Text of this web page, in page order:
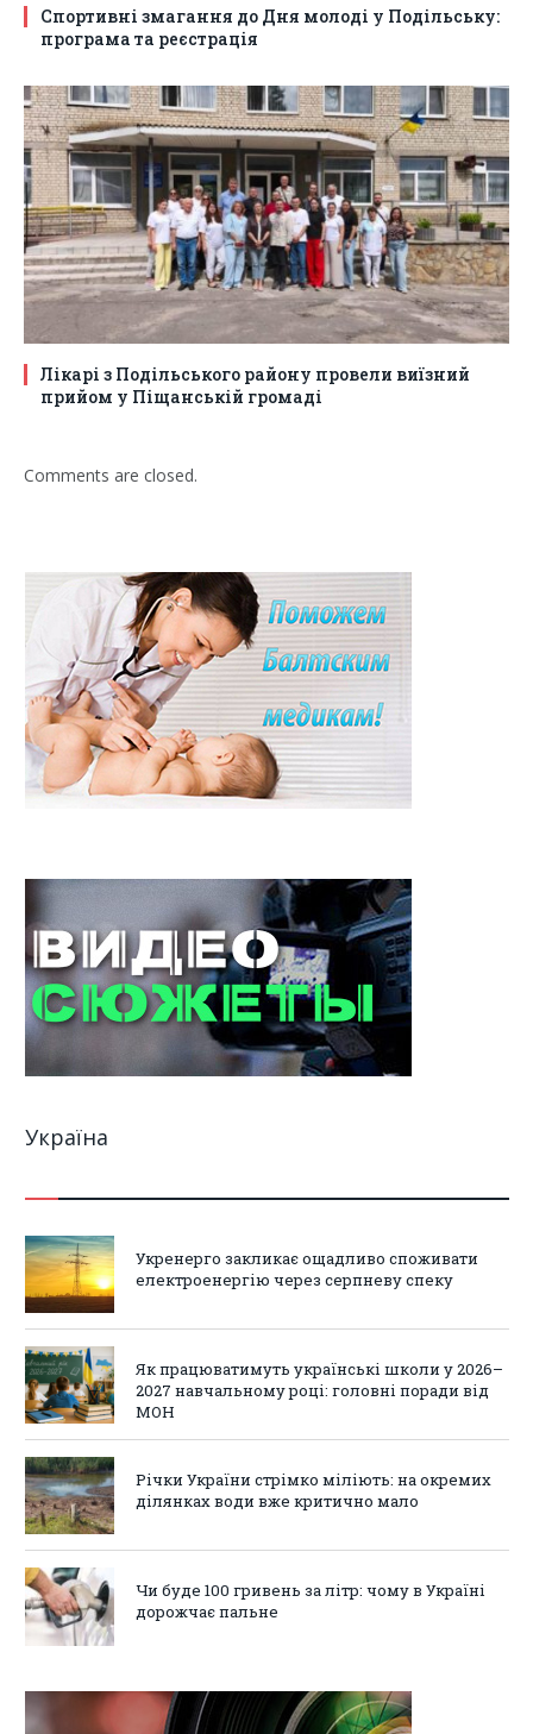
Спортивні змагання до Дня молоді у Подільську:
програма та реєстрація
Лікарі з Подільського району провели виїзний
прийом у Піщанській громаді
Comments are closed.
Україна
Укренерго закликає ощадливо споживати
електроенергію через серпневу спеку
Як працюватимуть українські школи у 2026–
2027 навчальному році: головні поради від
МОН
Річки України стрімко міліють: на окремих
ділянках води вже критично мало
Чи буде 100 гривень за літр: чому в Україні
дорожчає пальне